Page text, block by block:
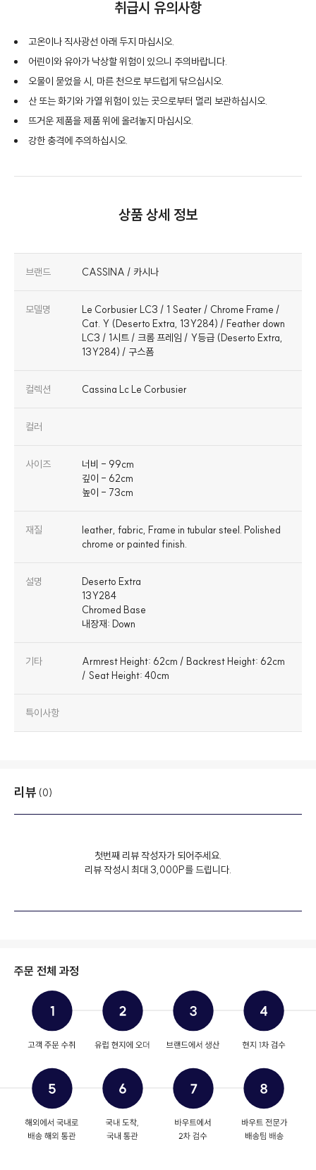
취급시 유의사항
고온이나 직사광선 아래 두지 마십시오.
어린이와 유아가 낙상할 위험이 있으니 주의바랍니다.
오물이 묻었을 시, 마른 천으로 부드럽게 닦으십시오.
산 또는 화기와 가열 위험이 있는 곳으로부터 멀리 보관하십시오.
뜨거운 제품을 제품 위에 올려놓지 마십시오.
강한 충격에 주의하십시오.
상품 상세 정보
브랜드 CASSINA / 카시나
모델명
Le Corbusier LC3 / 1 Seater / Chrome Frame /
Cat. Y (Deserto Extra, 13Y284) / Feather down
LC3 / 1시트 / 크롬 프레임 / Y등급 (Deserto Extra,
13Y284) / 구스폼
컬렉션 Cassina Lc Le Corbusier
컬러
사이즈
너비 - 99cm
깊이 - 62cm
높이 - 73cm
재질
leather, fabric, Frame in tubular steel. Polished
chrome or painted finish.
설명
Deserto Extra
13Y284
Chromed Base
내장재: Down
기타
Armrest Height: 62cm / Backrest Height: 62cm
/ Seat Height: 40cm
특이사항
리뷰 (0)
첫번째 리뷰 작성자가 되어주세요.
리뷰 작성시 최대 3,000P를 드립니다.
주문 전체 과정